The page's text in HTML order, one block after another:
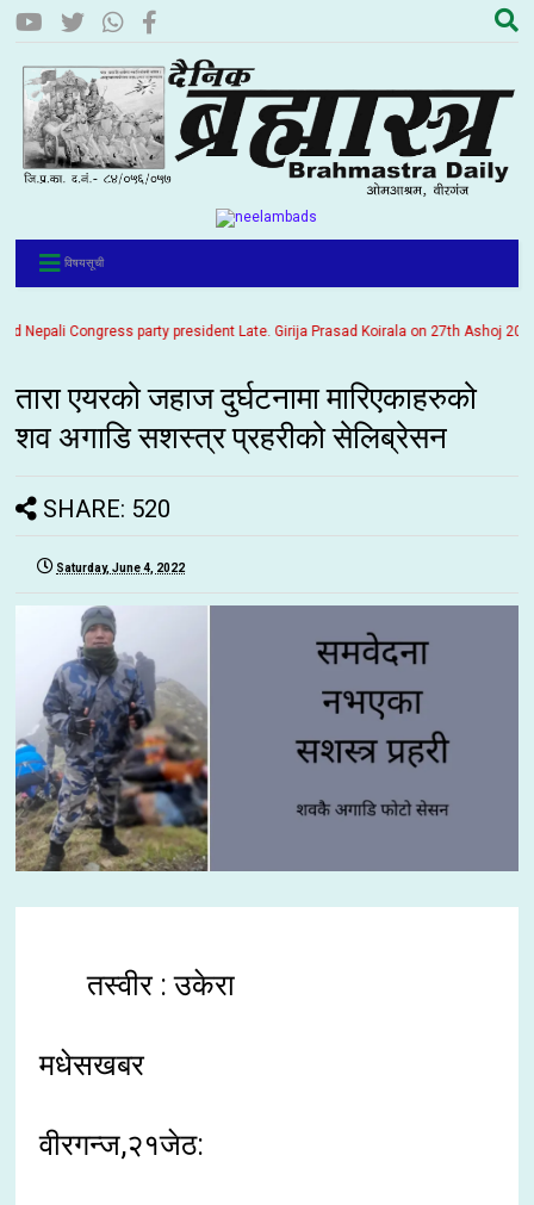
विषयसूची
Congress party president Late. Girija Prasad Koirala on 27th Ashoj
तारा एयरको जहाज दुर्घटनामा मारिएकाहरुको
शव अगाडि सशस्त्र प्रहरीको सेलिब्रेसन
SHARE: 520
Saturday, June 4, 2022
तस्वीर : उकेरा
मधेसखबर
वीरगन्ज,२१जेठ: